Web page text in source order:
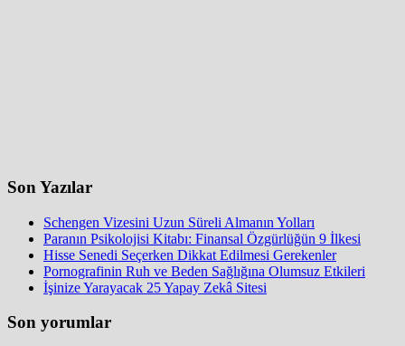
Son Yazılar
Schengen Vizesini Uzun Süreli Almanın Yolları
Paranın Psikolojisi Kitabı: Finansal Özgürlüğün 9 İlkesi
Hisse Senedi Seçerken Dikkat Edilmesi Gerekenler
Pornografinin Ruh ve Beden Sağlığına Olumsuz Etkileri
İşinize Yarayacak 25 Yapay Zekâ Sitesi
Son yorumlar